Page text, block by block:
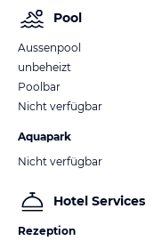
Pool
Aussenpool
unbeheizt
Poolbar
Nicht verfügbar
Aquapark
Nicht verfügbar
Hotel Services
Rezeption